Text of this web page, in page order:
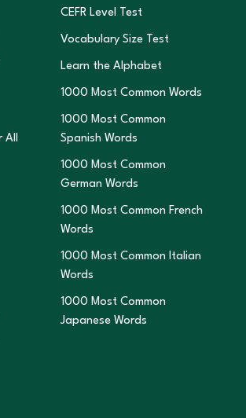
All
CEFR Level Test
Vocabulary Size Test
Learn the Alphabet
1000 Most Common Words
1000 Most Common
Spanish Words
1000 Most Common
German Words
1000 Most Common French
Words
1000 Most Common Italian
Words
1000 Most Common
Japanese Words